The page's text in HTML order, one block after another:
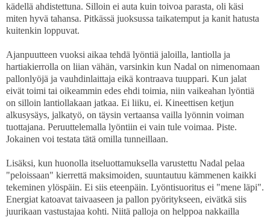
kädellä ahdistettuna. Silloin ei auta kuin toivoa parasta, oli käsi
miten hyvä tahansa. Pitkässä juoksussa taikatemput ja kanit hatusta
kuitenkin loppuvat.
Ajanpuutteen vuoksi aikaa tehdä lyöntiä jaloilla, lantiolla ja
hartiakierrolla on liian vähän, varsinkin kun Nadal on nimenomaan
pallonlyöjä ja vauhdinlaittaja eikä kontraava tuuppari. Kun jalat
eivät toimi tai oikeammin edes ehdi toimia, niin vaikeahan lyöntiä
on silloin lantiollakaan jatkaa. Ei liiku, ei. Kineettisen ketjun
alkusysäys, jalkatyö, on täysin vertaansa vailla lyönnin voiman
tuottajana. Peruuttelemalla lyöntiin ei vain tule voimaa. Piste.
Jokainen voi testata tätä omilla tunneillaan.
Lisäksi, kun huonolla itseluottamuksella varustettu Nadal pelaa
"peloissaan" kierrettä maksimoiden, suuntautuu kämmenen kaikki
tekeminen ylöspäin. Ei siis eteenpäin. Lyöntisuoritus ei "mene läpi".
Energiat katoavat taivaaseen ja pallon pyöritykseen, eivätkä siis
juurikaan vastustajaa kohti. Niitä palloja on helppoa nakkailla